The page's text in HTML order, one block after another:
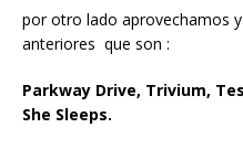
por otro lado aprovechamos
anteriores que son :
Parkway Drive, Trivium,
She Sleeps.